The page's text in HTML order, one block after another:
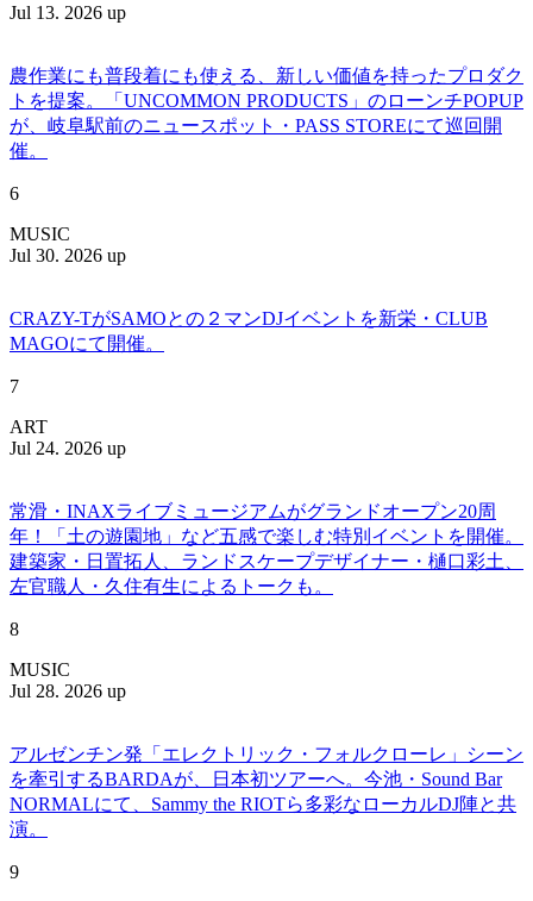
Jul 13. 2026 up
農作業にも普段着にも使える、新しい価値を持ったプロダク
トを提案。「UNCOMMON PRODUCTS」のローンチPOPUP
が、岐阜駅前のニュースポット・PASS STOREにて巡回開
催。
6
MUSIC
Jul 30. 2026 up
CRAZY-TがSAMOとの２マンDJイベントを新栄・CLUB
MAGOにて開催。
7
ART
Jul 24. 2026 up
常滑・INAXライブミュージアムがグランドオープン20周
年！「土の遊園地」など五感で楽しむ特別イベントを開催。
建築家・日置拓人、ランドスケープデザイナー・樋口彩土、
左官職人・久住有生によるトークも。
8
MUSIC
Jul 28. 2026 up
アルゼンチン発「エレクトリック・フォルクローレ」シーン
を牽引するBARDAが、日本初ツアーへ。今池・Sound Bar
NORMALにて、Sammy the RIOTら多彩なローカルDJ陣と共
演。
9